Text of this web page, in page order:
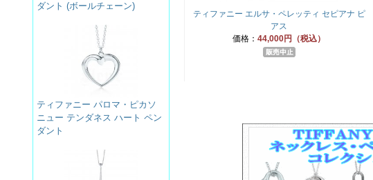
ティファニー エルサ・ペレッティ セピアナ ピ
アス
価格： 44,000円（税込）
ダント (ボールチェーン)
ティファニー パロマ・ピカソ
ニュー テンダネス ハート ペン
ダント